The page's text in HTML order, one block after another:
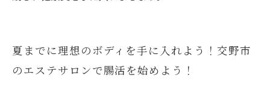
夏までに理想のボディを手に入れよう！交野市
のエステサロンで腸活を始めよう！